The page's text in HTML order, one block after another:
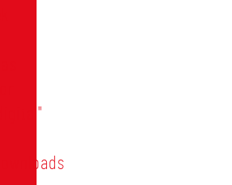
"digital"
Downloads